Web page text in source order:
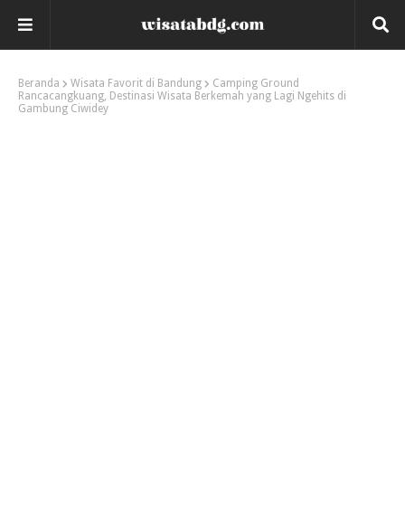
Beranda Wisata Favorit di Bandung
Camping Ground
Rancacangkuang, Destinasi Wisata Berkemah yang Lagi Ngehits di
Gambung Ciwidey